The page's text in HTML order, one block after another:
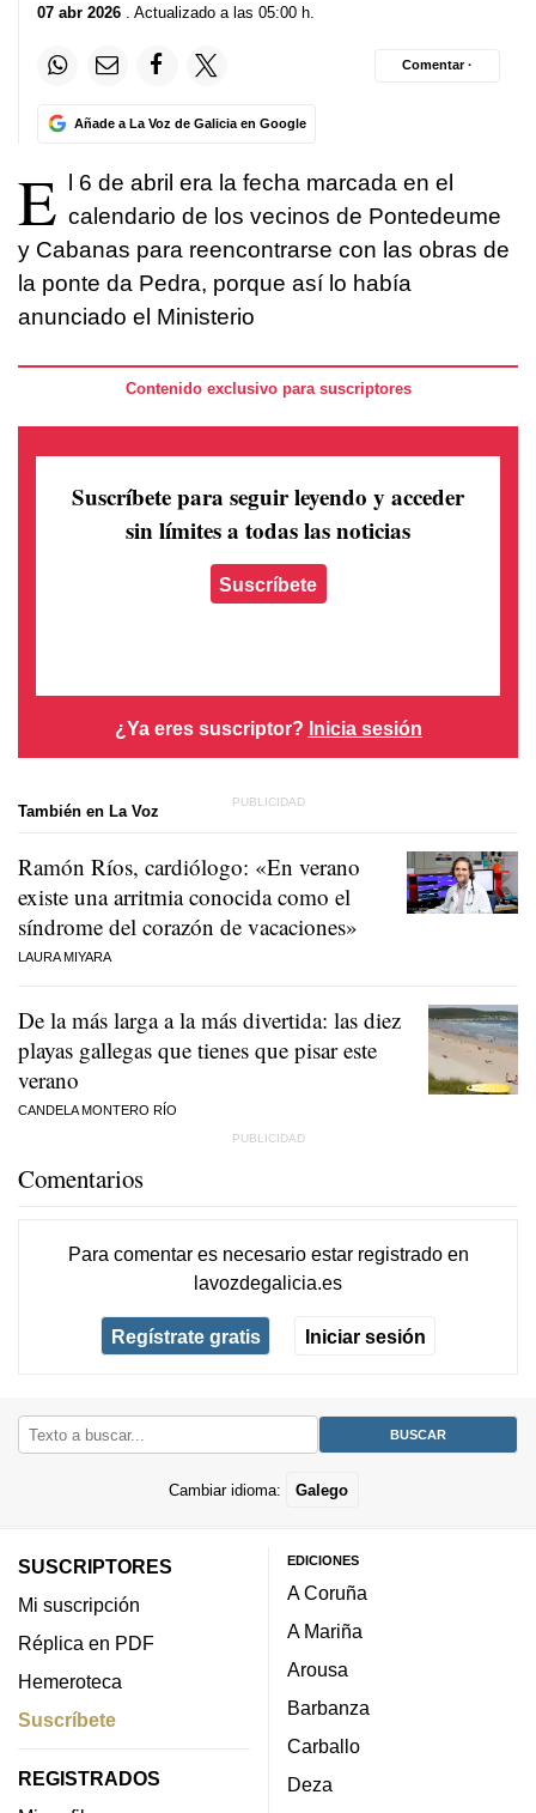
07 abr 2026 . Actualizado a las 05:00 h.
Añade a La Voz de Galicia en Google
Comentar ·
E l 6 de abril era la fecha marcada en el
calendario de los vecinos de Pontedeume
y Cabanas para reencontrarse con las obras de
la ponte da Pedra, porque así lo había
anunciado el Ministerio
Contenido exclusivo para suscriptores
Suscríbete para seguir leyendo y acceder
sin límites a todas las noticias
Suscríbete
¿Ya eres suscriptor? Inicia sesión
También en La Voz
Ramón Ríos, cardiólogo: «En verano
existe una arritmia conocida como el
síndrome del corazón de vacaciones»
LAURA MIYARA
De la más larga a la más divertida: las diez
playas gallegas que tienes que pisar este
verano
CANDELA MONTERO RÍO
Comentarios
Para comentar es necesario estar registradoen
lavozdegalicia.es
Regístrate gratis Iniciar sesión
Cambiar idioma: Galego
SUSCRIPTORES
Mi suscripción
Réplica en PDF
Hemeroteca
Suscríbete
REGISTRADOS
EDICIONES
A Coruña
A Mariña
Arousa
Barbanza
Carballo
Deza